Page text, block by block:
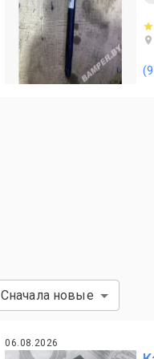
Сначала новые
06.08.2026